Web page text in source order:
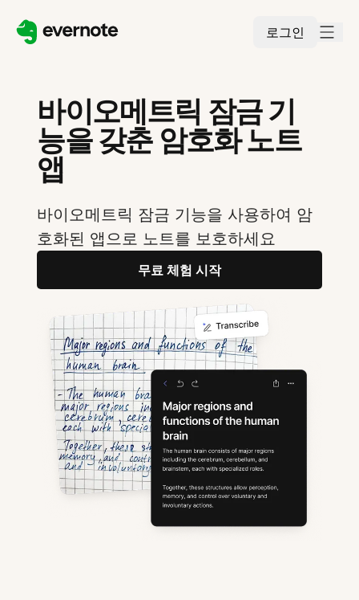
로그인
바이오메트릭 잠금 기
능을 갖춘 암호화 노트
앱
바이오메트릭 잠금 기능을 사용하여 암
호화된 앱으로 노트를 보호하세요
무료 체험 시작